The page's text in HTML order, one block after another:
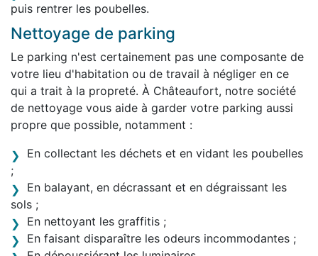
puis rentrer les poubelles.
Nettoyage de parking
Le parking n'est certainement pas une composante de
votre lieu d'habitation ou de travail à négliger en ce
qui a trait à la propreté. À Châteaufort, notre société
de nettoyage vous aide à garder votre parking aussi
propre que possible, notamment :
En collectant les déchets et en vidant les poubelles
;
En balayant, en décrassant et en dégraissant les
sols ;
En nettoyant les graffitis ;
En faisant disparaître les odeurs incommodantes ;